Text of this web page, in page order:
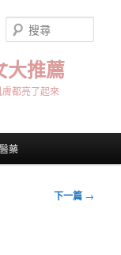
大推薦
都亮了起來
尋
藥
下一篇 →